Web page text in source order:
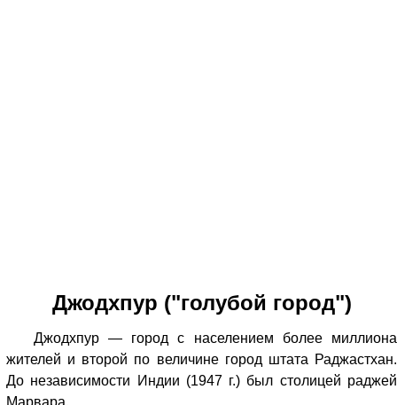
Джодхпур ("голубой город")
Джодхпур — город с населением более миллиона
жителей и второй по величине город штата Раджастхан.
До независимости Индии (1947 г.) был столицей раджей
Марвара.